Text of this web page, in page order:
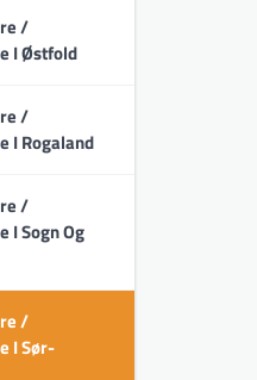
/
I Østfold
/
I Rogaland
/
I Sogn Og
/
I Sør-